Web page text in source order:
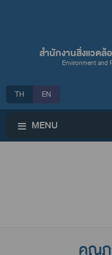
สำนักงานสิ่งแวด
Environment and
TH EN
MENU
คุณภ